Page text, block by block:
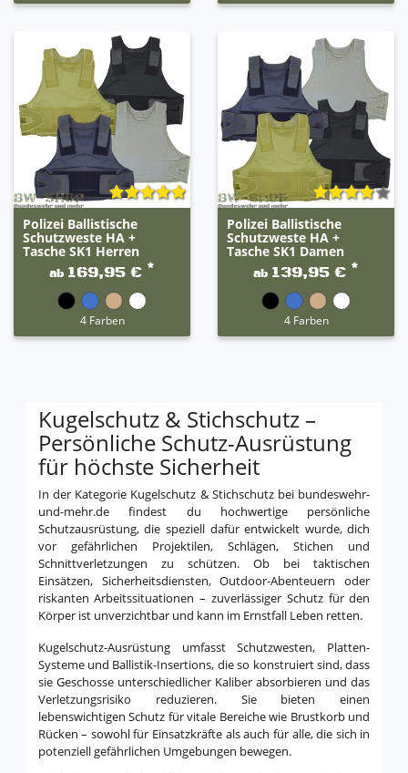
Polizei Ballistische
Schutzweste HA +
Tasche SK1 Herren
ab 169,95 € *
4 Farben
Polizei Ballistische
Schutzweste HA +
Tasche SK1 Damen
ab 139,95 € *
4 Farben
Kugelschutz & Stichschutz –
Persönliche Schutz-Ausrüstung
für höchste Sicherheit
In der Kategorie Kugelschutz & Stichschutz bei bundeswehr-
und-mehr.de findest du hochwertige persönliche
Schutzausrüstung, die speziell dafür entwickelt wurde, dich
vor gefährlichen Projektilen, Schlägen, Stichen und
Schnittverletzungen zu schützen. Ob bei taktischen
Einsätzen, Sicherheitsdiensten, Outdoor-Abenteuern oder
riskanten Arbeitssituationen – zuverlässiger Schutz für den
Körper ist unverzichtbar und kann im Ernstfall Leben retten.
Kugelschutz-Ausrüstung umfasst Schutzwesten, Platten-
Systeme und Ballistik-Insertions, die so konstruiert sind, dass
sie Geschosse unterschiedlicher Kaliber absorbieren und das
Verletzungsrisiko reduzieren. Sie bieten einen
lebenswichtigen Schutz für vitale Bereiche wie Brustkorb und
Rücken – sowohl für Einsatzkräfte als auch für alle, die sich in
potenziell gefährlichen Umgebungen bewegen.